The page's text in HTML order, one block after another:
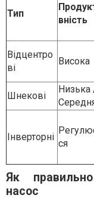
Тип
вність
Відцентро
ві
Висока
Шнекові
Низька
Інверторні
ся
Як
насос